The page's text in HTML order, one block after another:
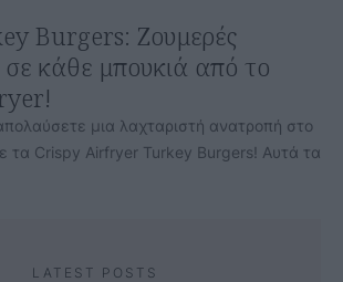
Burgers: Ζουμερές
κάθε μπουκιά από το
μια λαχταριστή ανατροπή στο
τα Crispy Airfryer Turkey Burgers! Αυτά τα
LATEST POSTS